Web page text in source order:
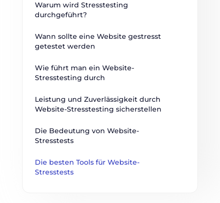
Warum wird Stresstesting
durchgeführt?
Wann sollte eine Website gestresst
getestet werden
Wie führt man ein Website-
Stresstesting durch
Leistung und Zuverlässigkeit durch
Website-Stresstesting sicherstellen
Die Bedeutung von Website-
Stresstests
Die besten Tools für Website-
Stresstests